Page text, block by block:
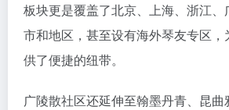
板块更是覆盖了北京、上海、浙江
市和地区，甚至设有海外琴友专区
供了便捷的纽带。
广陵散社区还延伸至翰墨丹青、昆